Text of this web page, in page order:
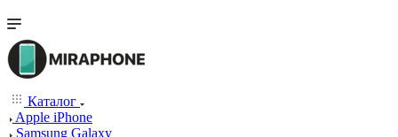
Каталог
Apple iPhone
Samsung Galaxy